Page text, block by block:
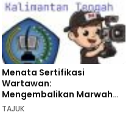
Menata Sertifikasi
Wartawan:
Mengembalikan Marwah
Pers dan Keadilan
TAJUK